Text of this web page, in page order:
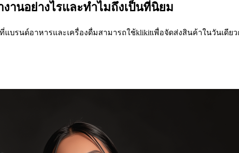
านอย่างไรและทำไมถึงเป็นที่นิยม
แบรนด์อาหารและเครื่องดื่มสามารถใช้klikitเพื่อจัดส่งสินค้าในวันเดีย